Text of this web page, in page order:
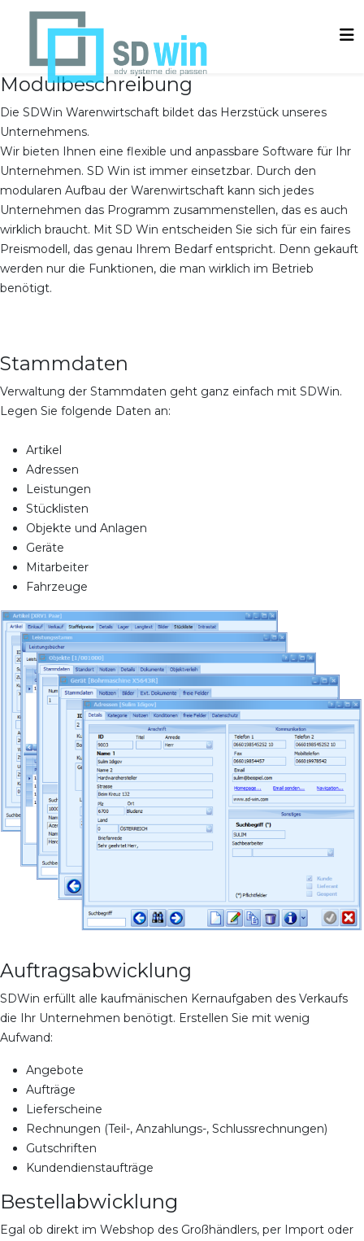
Modulbeschreibung
Die SDWin Warenwirtschaft bildet das Herzstück unseres
Unternehmens.
Wir bieten Ihnen eine flexible und anpassbare Software für Ihr
Unternehmen. SD Win ist immer einsetzbar. Durch den
modularen Aufbau der Warenwirtschaft kann sich jedes
Unternehmen das Programm zusammenstellen, das es auch
wirklich braucht. Mit SD Win entscheiden Sie sich für ein faires
Preismodell, das genau Ihrem Bedarf entspricht. Denn gekauft
werden nur die Funktionen, die man wirklich im Betrieb
benötigt.
Stammdaten
Verwaltung der Stammdaten geht ganz einfach mit SDWin.
Legen Sie folgende Daten an:
Artikel
Adressen
Leistungen
Stücklisten
Objekte und Anlagen
Geräte
Mitarbeiter
Fahrzeuge
Auftragsabwicklung
SDWin erfüllt alle kaufmänischen Kernaufgaben des Verkaufs
die Ihr Unternehmen benötigt. Erstellen Sie mit wenig
Aufwand:
Angebote
Aufträge
Lieferscheine
Rechnungen (Teil-, Anzahlungs-, Schlussrechnungen)
Gutschriften
Kundendienstaufträge
Bestellabwicklung
Egal ob direkt im Webshop des Großhändlers, per Import oder